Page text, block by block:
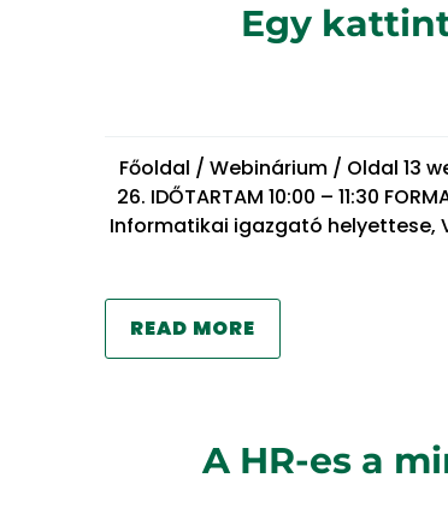
Egy
Főoldal / Webinárium / Oldal 13
26. IDŐTARTAM 10:00 – 11:30
Informatikai igazgató helyettese,
READ MORE
A HR-es a